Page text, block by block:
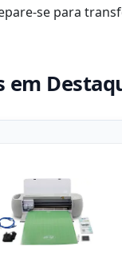
se para
em